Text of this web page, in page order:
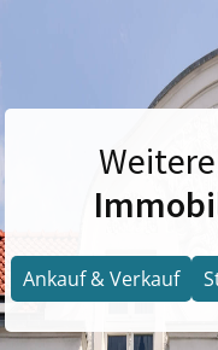
Ankauf & Verkauf